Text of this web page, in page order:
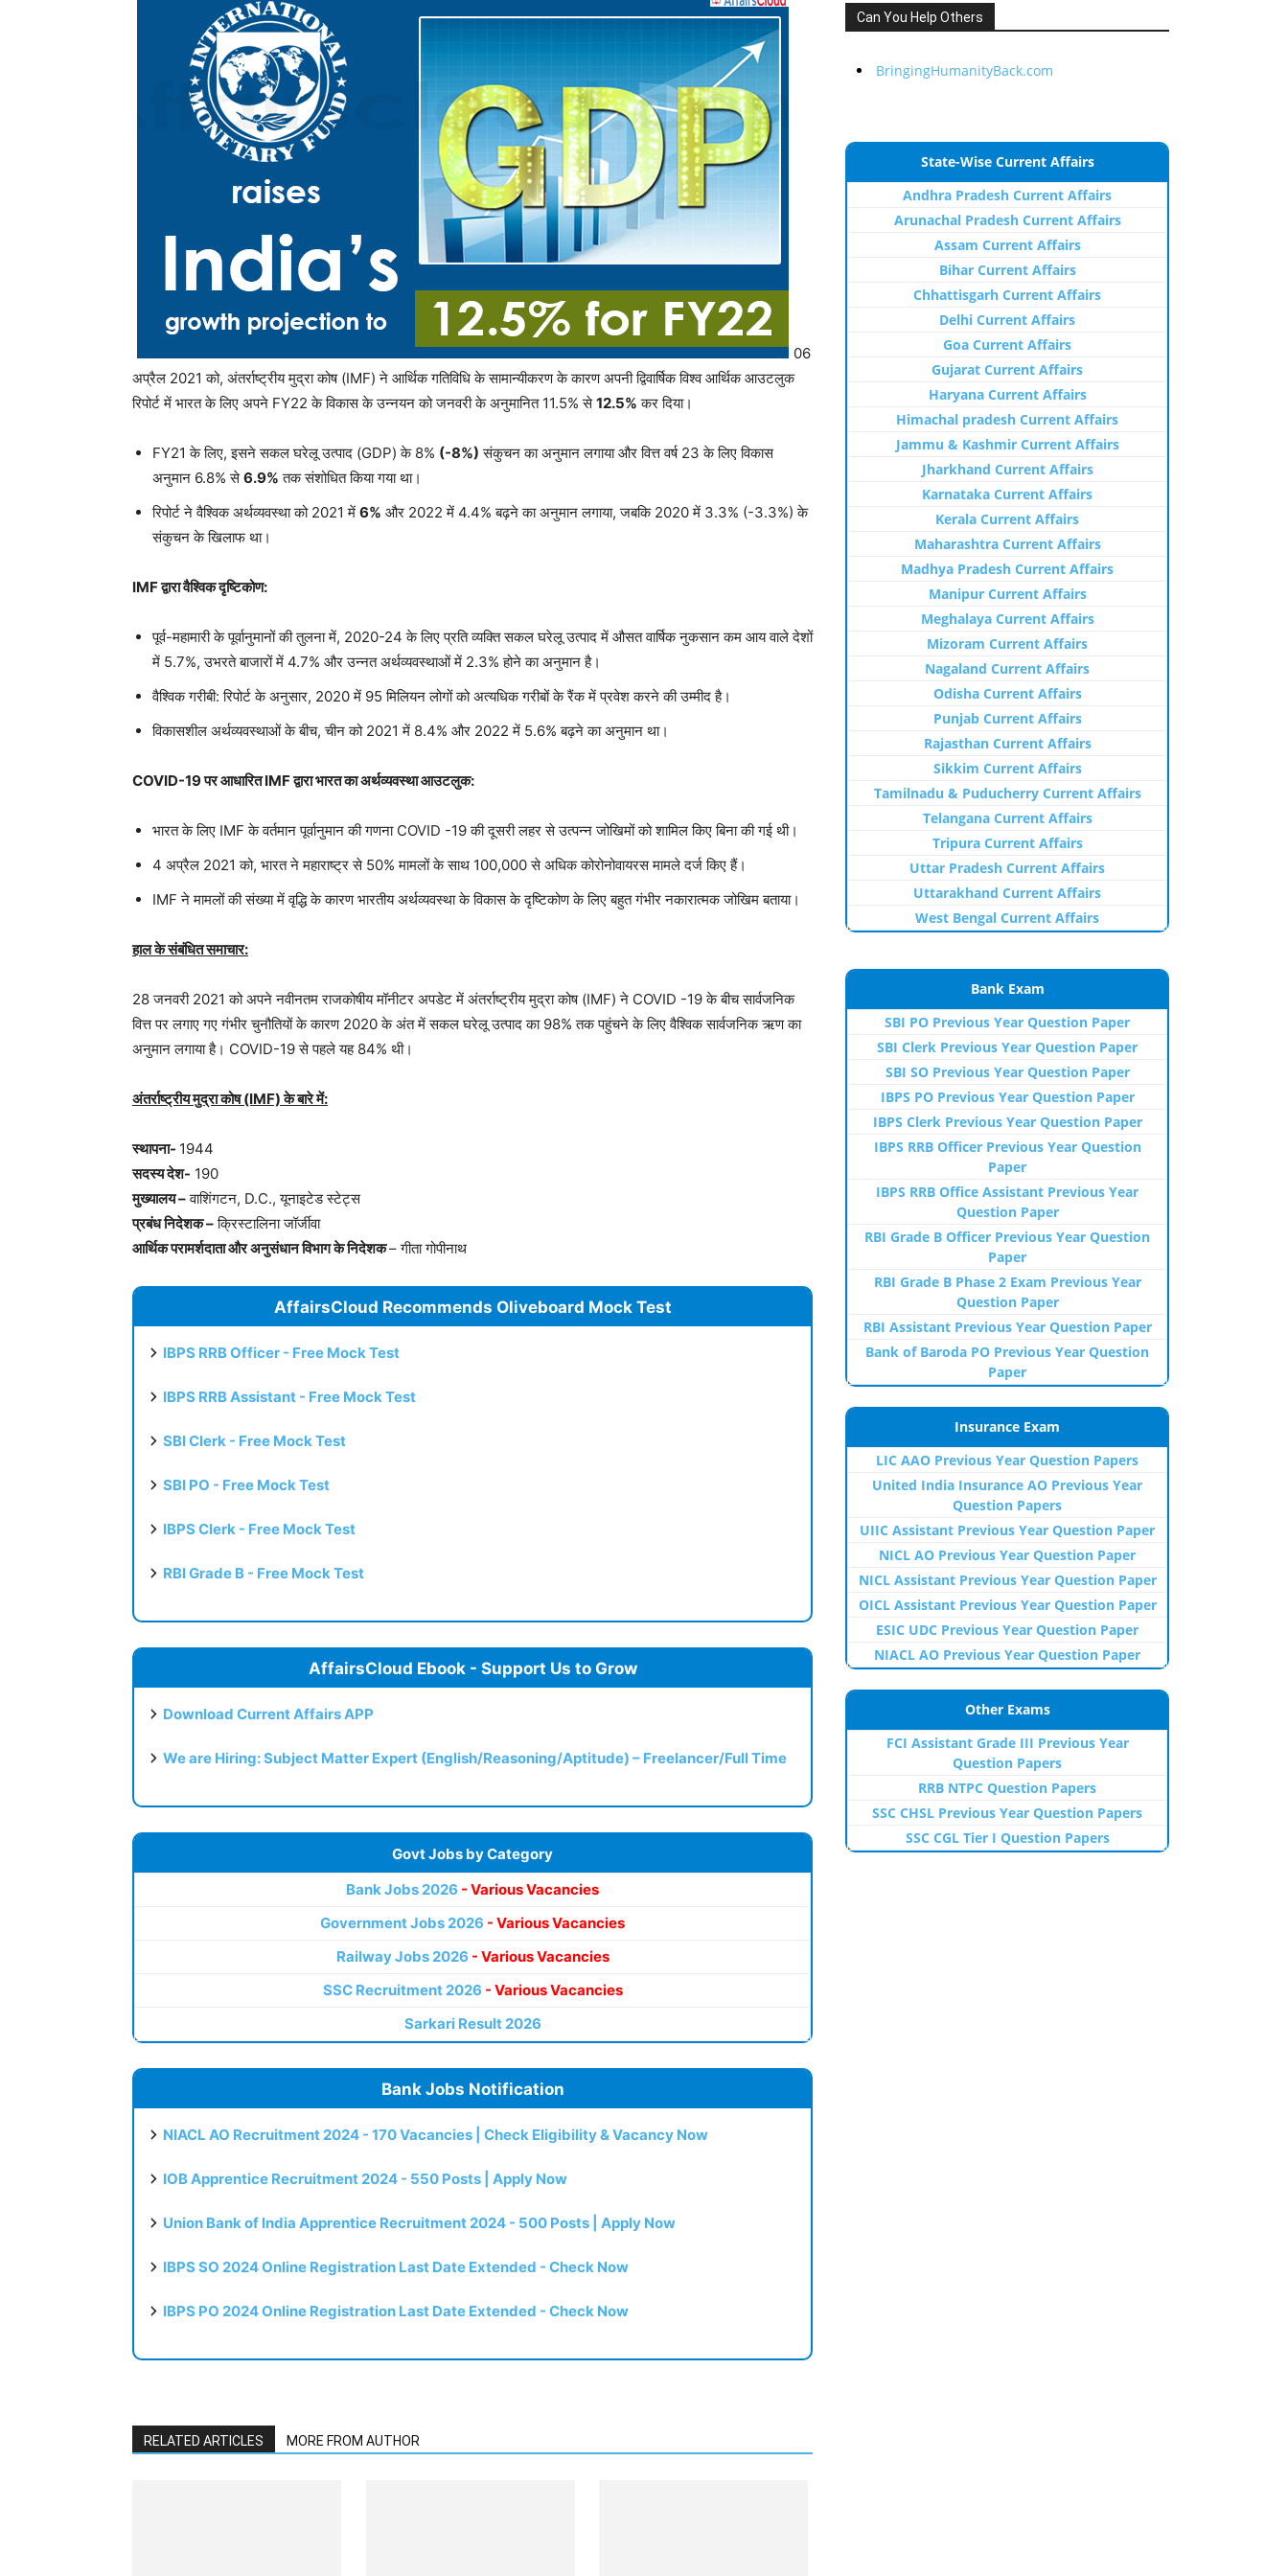
06
अप्रैल 2021 को, अंतर्राष्ट्रीय मुद्रा कोष (IMF) ने आर्थिक गतिविधि के सामान्यीकरण के कारण अपनी द्विवार्षिक विश्व आर्थिक आउटलुक
रिपोर्ट में भारत के लिए अपने FY22 के विकास के उन्नयन को जनवरी के अनुमानित 11.5% से12.5% कर दिया।
FY21 के लिए, इसने सकल घरेलू उत्पाद (GDP) के 8% (-8%) संकुचन का अनुमान लगाया और वित्त वर्ष 23 के लिए विकास
अनुमान 6.8% से6.9% तक संशोधित किया गया था।
रिपोर्ट ने वैश्विक अर्थव्यवस्था को 2021 में 6% और 2022 में 4.4% बढ़ने का अनुमान लगाया, जबकि 2020 में 3.3% (-3.3%) के
संकुचन के खिलाफ था।
IMF द्वारा वैश्विक दृष्टिकोण:
पूर्व-महामारी के पूर्वानुमानों की तुलना में, 2020-24 के लिए प्रति व्यक्ति सकल घरेलू उत्पाद में औसत वार्षिक नुकसान कम आय वाले देशों
में 5.7%, उभरते बाजारों में 4.7% और उन्नत अर्थव्यवस्थाओं में 2.3% होने का अनुमान है।
वैश्विक गरीबी: रिपोर्ट के अनुसार, 2020 में 95 मिलियन लोगों को अत्यधिक गरीबों के रैंक में प्रवेश करने की उम्मीद है।
विकासशील अर्थव्यवस्थाओं के बीच, चीन को 2021 में 8.4% और 2022 में 5.6% बढ़ने का अनुमान था।
COVID-19 पर आधारित IMF द्वारा भारत का अर्थव्यवस्था आउटलुक:
भारत के लिए IMF के वर्तमान पूर्वानुमान की गणना COVID -19 की दूसरी लहर से उत्पन्न जोखिमों को शामिल किए बिना की गई थी।
4 अप्रैल 2021 को, भारत ने महाराष्ट्र से 50% मामलों के साथ 100,000 से अधिक कोरोनोवायरस मामले दर्ज किए हैं।
IMF ने मामलों की संख्या में वृद्धि के कारण भारतीय अर्थव्यवस्था के विकास के दृष्टिकोण के लिए बहुत गंभीर नकारात्मक जोखिम बताया।
हाल के संबंधित समाचार:
28 जनवरी 2021 को अपने नवीनतम राजकोषीय मॉनीटर अपडेट में अंतर्राष्ट्रीय मुद्रा कोष (IMF) ने COVID -19 के बीच सार्वजनिक
वित्त पर लगाए गए गंभीर चुनौतियों के कारण 2020 के अंत में सकल घरेलू उत्पाद का 98% तक पहुंचने के लिए वैश्विक सार्वजनिक ऋण का
अनुमान लगाया है। COVID-19 से पहले यह 84% थी।
अंतर्राष्ट्रीय मुद्रा कोष (IMF) के बारे में:
स्थापना- 1944
सदस्य देश- 190
मुख्यालय –वाशिंगटन, D.C., यूनाइटेड स्टेट्स
प्रबंध निदेशक –क्रिस्टालिना जॉर्जीवा
आर्थिक परामर्शदाता और अनुसंधान विभाग के निदेशक– गीता गोपीनाथ
AffairsCloud Recommends Oliveboard Mock Test
IBPS RRB Officer - Free Mock Test
IBPS RRB Assistant - Free Mock Test
SBI Clerk - Free Mock Test
SBI PO - Free Mock Test
IBPS Clerk - Free Mock Test
RBI Grade B - Free Mock Test
AffairsCloud Ebook - Support Us to Grow
Download Current Affairs APP
We are Hiring: Subject Matter Expert (English/Reasoning/Aptitude) – Freelancer/Full Time
Govt Jobs by Category
Bank Jobs 2026 - Various Vacancies
Government Jobs 2026 - Various Vacancies
Railway Jobs 2026 - Various Vacancies
SSC Recruitment 2026 - Various Vacancies
Sarkari Result 2026
Bank Jobs Notification
NIACL AO Recruitment 2024 - 170 Vacancies | Check Eligibility & Vacancy Now
IOB Apprentice Recruitment 2024 - 550 Posts | Apply Now
Union Bank of India Apprentice Recruitment 2024 - 500 Posts | Apply Now
IBPS SO 2024 Online Registration Last Date Extended - Check Now
IBPS PO 2024 Online Registration Last Date Extended - Check Now
RELATED ARTICLES MORE FROM AUTHOR
Can You Help Others
BringingHumanityBack.com
State-Wise Current Affairs
Andhra Pradesh Current Affairs
Arunachal Pradesh Current Affairs
Assam Current Affairs
Bihar Current Affairs
Chhattisgarh Current Affairs
Delhi Current Affairs
Goa Current Affairs
Gujarat Current Affairs
Haryana Current Affairs
Himachal pradesh Current Affairs
Jammu & Kashmir Current Affairs
Jharkhand Current Affairs
Karnataka Current Affairs
Kerala Current Affairs
Maharashtra Current Affairs
Madhya Pradesh Current Affairs
Manipur Current Affairs
Meghalaya Current Affairs
Mizoram Current Affairs
Nagaland Current Affairs
Odisha Current Affairs
Punjab Current Affairs
Rajasthan Current Affairs
Sikkim Current Affairs
Tamilnadu & Puducherry Current Affairs
Telangana Current Affairs
Tripura Current Affairs
Uttar Pradesh Current Affairs
Uttarakhand Current Affairs
West Bengal Current Affairs
Bank Exam
SBI PO Previous Year Question Paper
SBI Clerk Previous Year Question Paper
SBI SO Previous Year Question Paper
IBPS PO Previous Year Question Paper
IBPS Clerk Previous Year Question Paper
IBPS RRB Officer Previous Year Question
Paper
IBPS RRB Office Assistant Previous Year
Question Paper
RBI Grade B Officer Previous Year Question
Paper
RBI Grade B Phase 2 Exam Previous Year
Question Paper
RBI Assistant Previous Year Question Paper
Bank of Baroda PO Previous Year Question
Paper
Insurance Exam
LIC AAO Previous Year Question Papers
United India Insurance AO Previous Year
Question Papers
UIIC Assistant Previous Year Question Paper
NICL AO Previous Year Question Paper
NICL Assistant Previous Year Question Paper
OICL Assistant Previous Year Question Paper
ESIC UDC Previous Year Question Paper
NIACL AO Previous Year Question Paper
Other Exams
FCI Assistant Grade III Previous Year
Question Papers
RRB NTPC Question Papers
SSC CHSL Previous Year Question Papers
SSC CGL Tier I Question Papers